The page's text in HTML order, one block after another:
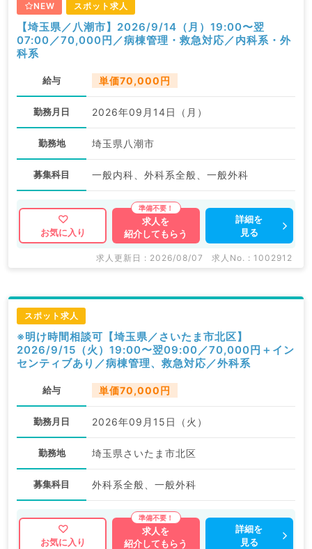
NEW スポット求人
【埼玉県／八潮市】2026/9/14（月）19:00〜翌
07:00／70,000円／病棟管理・救急対応／内科系・外
科系
給与 単価70,000円
勤務月日 2026年09月14日（月）
勤務地 埼玉県八潮市
募集科目 一般内科、外科系全般、一般外科
お気に入り
求人を
紹介してもらう
詳細を
見る
求人更新日 : 2026/08/07 求人No. : 1002912
スポット求人
※明け時間相談可【埼玉県／さいたま市北区】
2026/9/15（火）19:00〜翌09:00／70,000円＋イン
センティブあり／病棟管理、救急対応／外科系
給与 単価70,000円
勤務月日 2026年09月15日（火）
勤務地 埼玉県さいたま市北区
募集科目 外科系全般、一般外科
お気に入り
求人を
紹介してもらう
詳細を
見る